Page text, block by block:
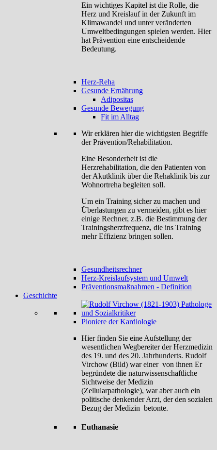
Ein wichtiges Kapitel ist die Rolle, die
Herz und Kreislauf in der Zukunft im
Klimawandel und unter veränderten
Umweltbedingungen spielen werden. Hier
hat Prävention eine entscheidende
Bedeutung.
Herz-Reha
Gesunde Ernährung
Adipositas
Gesunde Bewegung
Fit im Alltag
Wir erklären hier die wichtigsten Begriffe
der Prävention/Rehabilitation.
Eine Besonderheit ist die
Herzrehabilitation, die den Patienten von
der Akutklinik über die Rehaklinik bis zur
Wohnortreha begleiten soll.
Um ein Training sicher zu machen und
Überlastungen zu vermeiden, gibt es hier
einige Rechner, z.B. die Bestimmung der
Trainingsherzfrequenz, die ins Training
mehr Effizienz bringen sollen.
Gesundheitsrechner
Herz-Kreislaufsystem und Umwelt
Präventionsmaßnahmen - Definition
Geschichte
Pioniere der Kardiologie
Hier finden Sie eine Aufstellung der
wesentlichen Wegbereiter der Herzmedizin
des 19. und des 20. Jahrhunderts. Rudolf
Virchow (Bild) war einer von ihnen Er
begründete die naturwissenschaftliche
Sichtweise der Medizin
(Zellularpathologie), war aber auch ein
politische denkender Arzt, der den sozialen
Bezug der Medizin betonte.
Euthanasie